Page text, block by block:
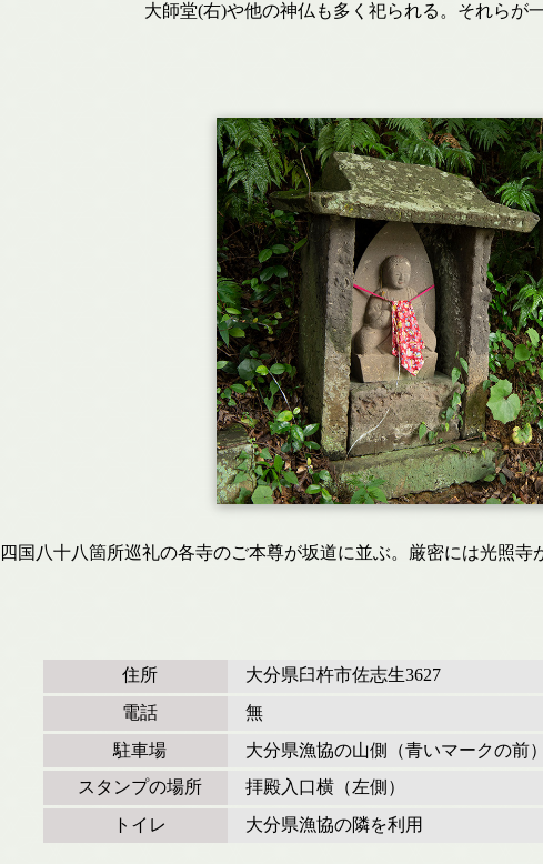
大師堂(右)や他の神仏も多く祀られる。それらが
四国八十八箇所巡礼の各寺のご本尊が坂道に並ぶ。厳密には光照
住所
大分県臼杵市佐志生3627
電話
無
駐車場
大分県漁協の山側（青いマークの前）
スタンプの場所
拝殿入口横（左側）
トイレ
大分県漁協の隣を利用